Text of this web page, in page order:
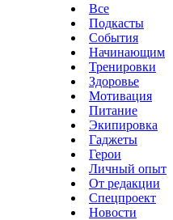
Все
Подкасты
События
Начинающим
Тренировки
Здоровье
Мотивация
Питание
Экипировка
Гаджеты
Герои
Личный опыт
От редакции
Спецпроект
Новости